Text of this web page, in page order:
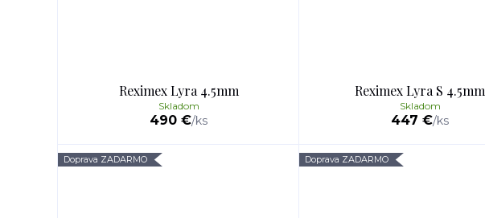
Reximex Lyra 4.5mm
490 €/ks
Skladom
Reximex Lyra S 4.5mm
447 €/ks
Skladom
Doprava ZADARMO Doprava ZADARMO